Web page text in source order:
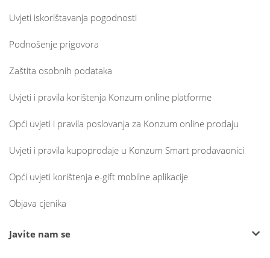
Uvjeti iskorištavanja pogodnosti
Podnošenje prigovora
Zaštita osobnih podataka
Uvjeti i pravila korištenja Konzum online platforme
Opći uvjeti i pravila poslovanja za Konzum online prodaju
Uvjeti i pravila kupoprodaje u Konzum Smart prodavaonici
Opći uvjeti korištenja e-gift mobilne aplikacije
Objava cjenika
Javite nam se